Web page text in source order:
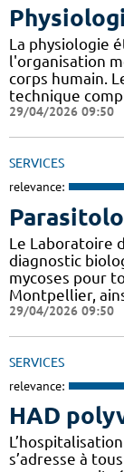
La physiologie
l'organisation
corps humain.
technique
29/04/2026 09:50
SERVICES
relevance:
Le Laboratoire
diagnostic
mycoses pour
Montpellier,
29/04/2026 09:50
SERVICES
relevance:
HAD
s’adresse à